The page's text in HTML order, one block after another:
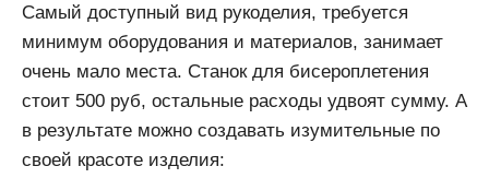
Самый доступный вид рукоделия, требуется
минимум оборудования и материалов, занимает
очень мало места. Станок для бисероплетения
стоит 500 руб, остальные расходы удвоят сумму. А
в результате можно создавать изумительные по
своей красоте изделия: